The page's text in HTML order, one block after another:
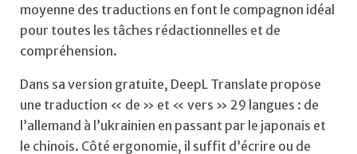
moyenne des traductions en font le compagnon idéal
pour toutes les tâches rédactionnelles et de
compréhension.
Dans sa version gratuite, DeepL Translate propose
une traduction « de » et « vers » 29 langues : de
l’allemand à l’ukrainien en passant par le japonais et
le chinois. Côté ergonomie, il suffit d’écrire ou de